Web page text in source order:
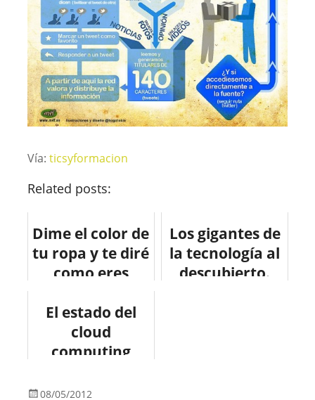
Vía: ticsyformacion
Related posts:
Dime el color de
tu ropa y te diré
como eres
#infographic
Los gigantes de
la tecnología al
descubierto.
El estado del
cloud
computing
#infographic
08/05/2012